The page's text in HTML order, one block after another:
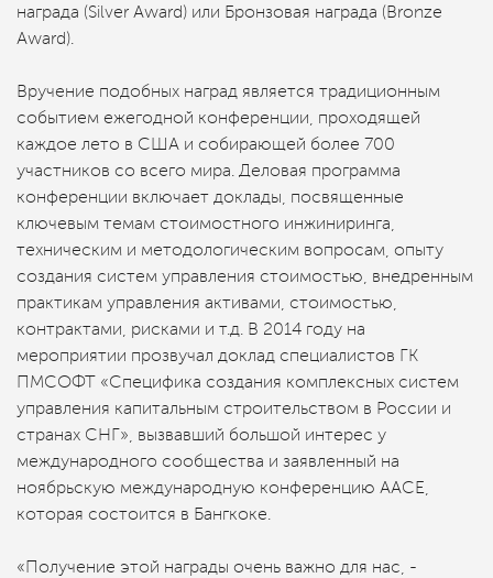
награда (Silver Award) или Бронзовая награда (Bronze
Award).
Вручение подобных наград является традиционным
событием ежегодной конференции, проходящей
каждое лето в США и собирающей более 700
участников со всего мира. Деловая программа
конференции включает доклады, посвященные
ключевым темам стоимостного инжиниринга,
техническим и методологическим вопросам, опыту
создания систем управления стоимостью, внедренным
практикам управления активами, стоимостью,
контрактами, рисками и т.д. В 2014 году на
мероприятии прозвучал доклад специалистов ГК
ПМСОФТ «Специфика создания комплексных систем
управления капитальным строительством в России и
странах СНГ», вызвавший большой интерес у
международного сообщества и заявленный на
ноябрьскую международную конференцию ААСЕ,
которая состоится в Бангкоке.
«Получение этой награды очень важно для нас, -